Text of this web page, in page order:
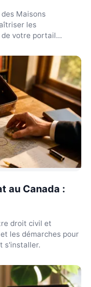
Maisons
les
votre portail
au Canada :
droit civil et
les démarches pour
s'installer.